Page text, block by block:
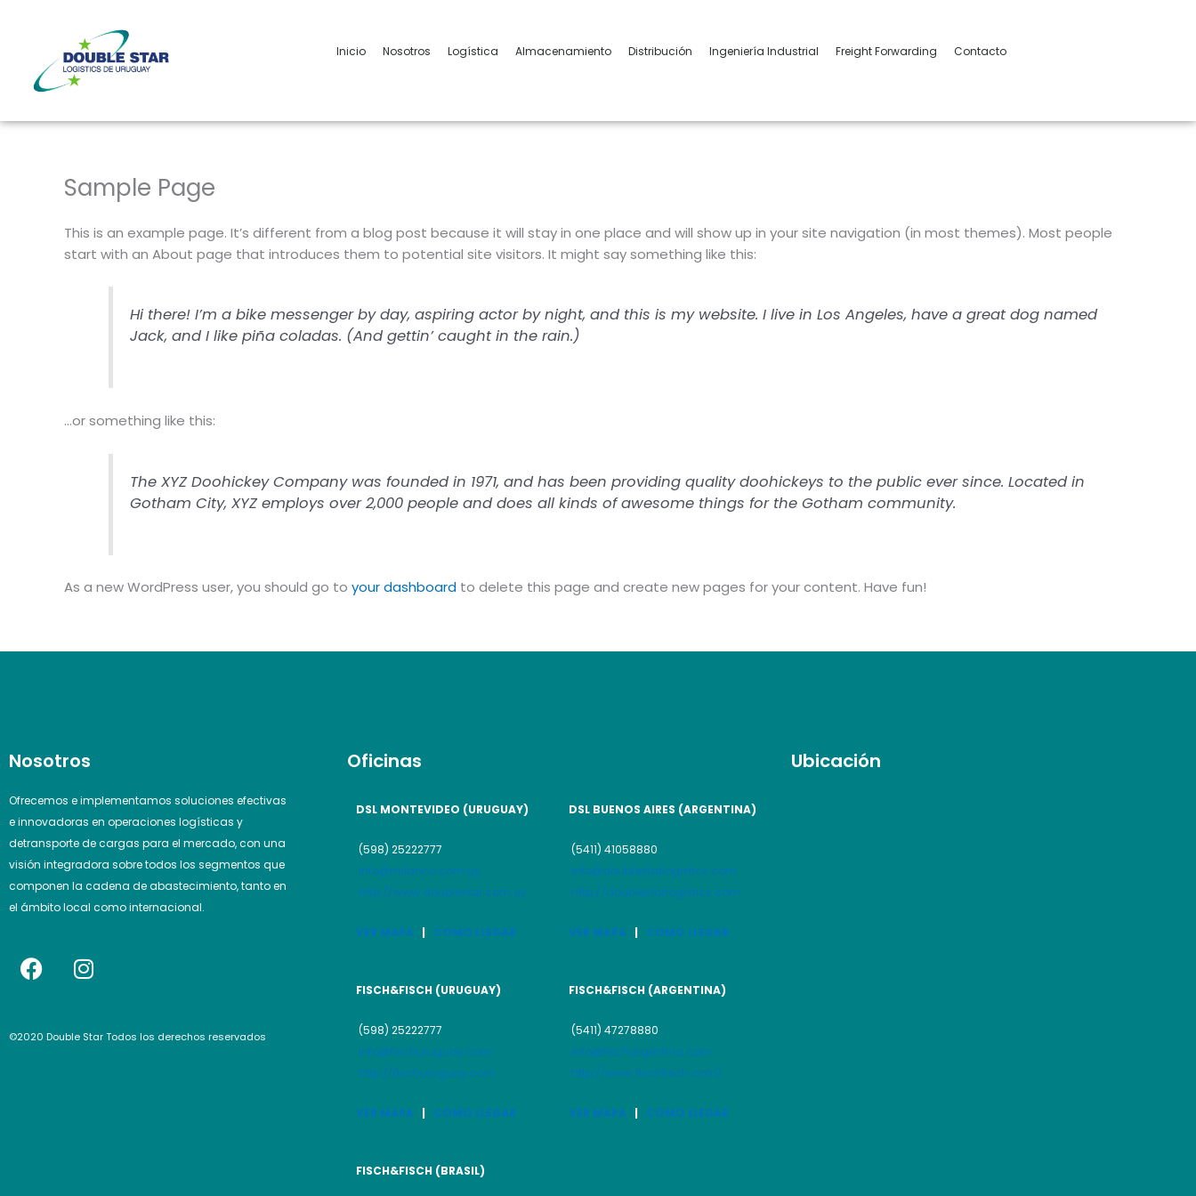
contenido
Inicio Nosotros Logística Almacenamiento Distribución Ingeniería Industrial Freight Forwarding Contacto
Sample Page
This is an example page. It’s different from a blog post because it will stay in one place and will show up in your site navigation (in most themes). Most people
start with an About page that introduces them to potential site visitors. It might say something like this:
Hi there! I’m a bike messenger by day, aspiring actor by night, and this is my website. I live in Los Angeles, have a great dog named
Jack, and I like piña coladas. (And gettin’ caught in the rain.)
…or something like this:
The XYZ Doohickey Company was founded in 1971, and has been providing quality doohickeys to the public ever since. Located in
Gotham City, XYZ employs over 2,000 people and does all kinds of awesome things for the Gotham community.
As a new WordPress user, you should go to your dashboard to delete this page and create new pages for your content. Have fun!
Nosotros
Ofrecemos e implementamos soluciones efectivas
e innovadoras en operaciones logísticas y
detransporte de cargas para el mercado, con una
visión integradora sobre todos los segmentos que
componen la cadena de abastecimiento, tanto en
el ámbito local como internacional.
F
a
e
I
n
t
©2020 Double Star Todos los derechos reservados
Oficinas
DSL MONTEVIDEO (URUGUAY)
(598) 25222777
info@milanco.com.uy
http://www.doublestar.com.uy
VER MAPA| COMO LLEGAR
FISCH&FISCH (URUGUAY)
(598) 25222777
info@fischuruguay.com
http://fischuruguay.com
VER MAPA| COMO LLEGAR
FISCH&FISCH (BRASIL)
DSL BUENOS AIRES (ARGENTINA)
(5411) 41058880
info@doublestarlogistics.com
http://doublestarlogistics.com
VER MAPA COMO LLEGAR
FISCH&FISCH (ARGENTINA)
(5411) 47278880
info@fischargentina.com
http://www.fischfisch.com/
VER MAPA COMO LLEGAR
Ubicación